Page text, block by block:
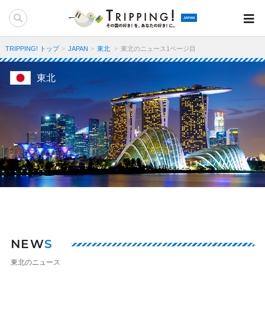
JAPAN
TRIPPING! トップ JAPAN 東北 東北のニュース1ページ目
東北
NEWS
東北のニュース